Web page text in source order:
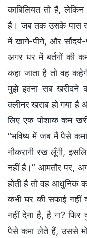
काबिलियत तो है, लेकिन
है। जब तक उसके पास
में खाने-पीने, और
अगर घर में बर्तनों की
कहा जाता है तो वह
मुझे इतना सब खरीदने
क्लीनर खराब हो गया
लिए एक पोशाक कम
“भविष्य में जब मैं पैसे
नौकरानी रख लूँगी,
नहीं है।” आमतौर पर,
होती है तो वह आधुनिक
कभी घर की सफाई नहीं
नहीं देना है, है ना?
पैसे कमा लेते हैं, उससे